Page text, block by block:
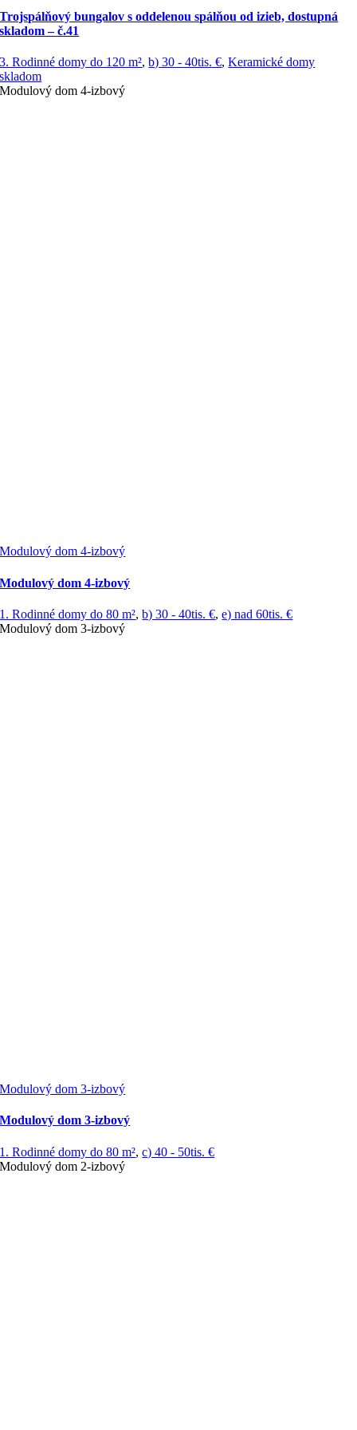
Trojspálňový bungalov s oddelenou spálňou od izieb, dostupná
skladom – č.41
3. Rodinné domy do 120 m²,b) 30 - 40tis. €,Keramické domy
skladom
Modulový dom 4-izbový
Modulový dom 4-izbový
Modulový dom 4-izbový
1. Rodinné domy do 80 m²,b) 30 - 40tis. €,e) nad 60tis. €
Modulový dom 3-izbový
Modulový dom 3-izbový
Modulový dom 3-izbový
1. Rodinné domy do 80 m²,c) 40 - 50tis. €
Modulový dom 2-izbový